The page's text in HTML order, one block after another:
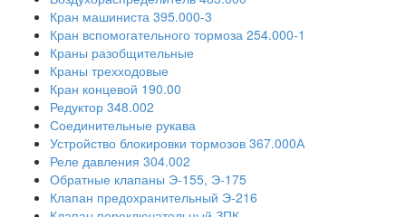
Кран машиниста 395.000-3
Кран вспомогательного тормоза 254.000-1
Краны разобщительные
Краны трехходовые
Кран концевой 190.00
Редуктор 348.002
Соединительные рукава
Устройство блокировки тормозов 367.000А
Реле давления 304.002
Обратные клапаны Э-155, Э-175
Клапан предохранительный Э-216